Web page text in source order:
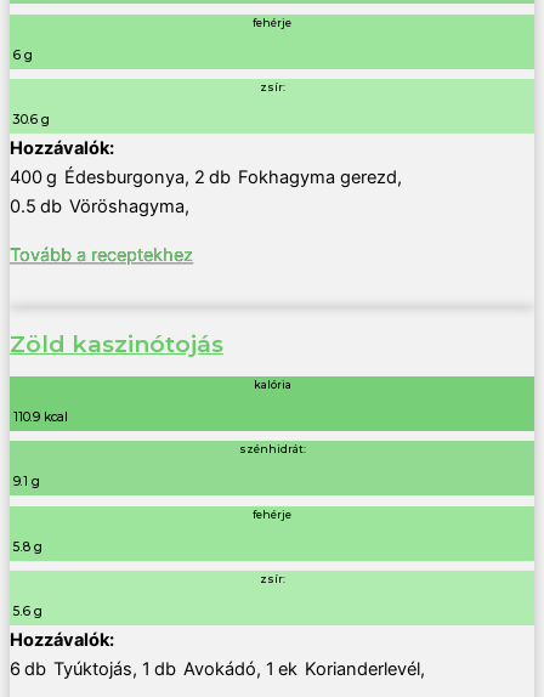
fehérje
6 g
zsír:
30.6 g
400g Édesburgonya, 2 db Fokhagyma gerezd,
0.5 db Vöröshagyma,
Tovább a receptekhez
Zöld kaszinótojás
kalória
110.9 kcal
szénhidrát:
9.1 g
fehérje
5.8 g
zsír:
5.6 g
6 db Tyúktojás, 1 db Avokádó, 1 ek Korianderlevél,